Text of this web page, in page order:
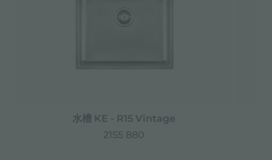
水槽 KE - R15 Vintage
2155 880